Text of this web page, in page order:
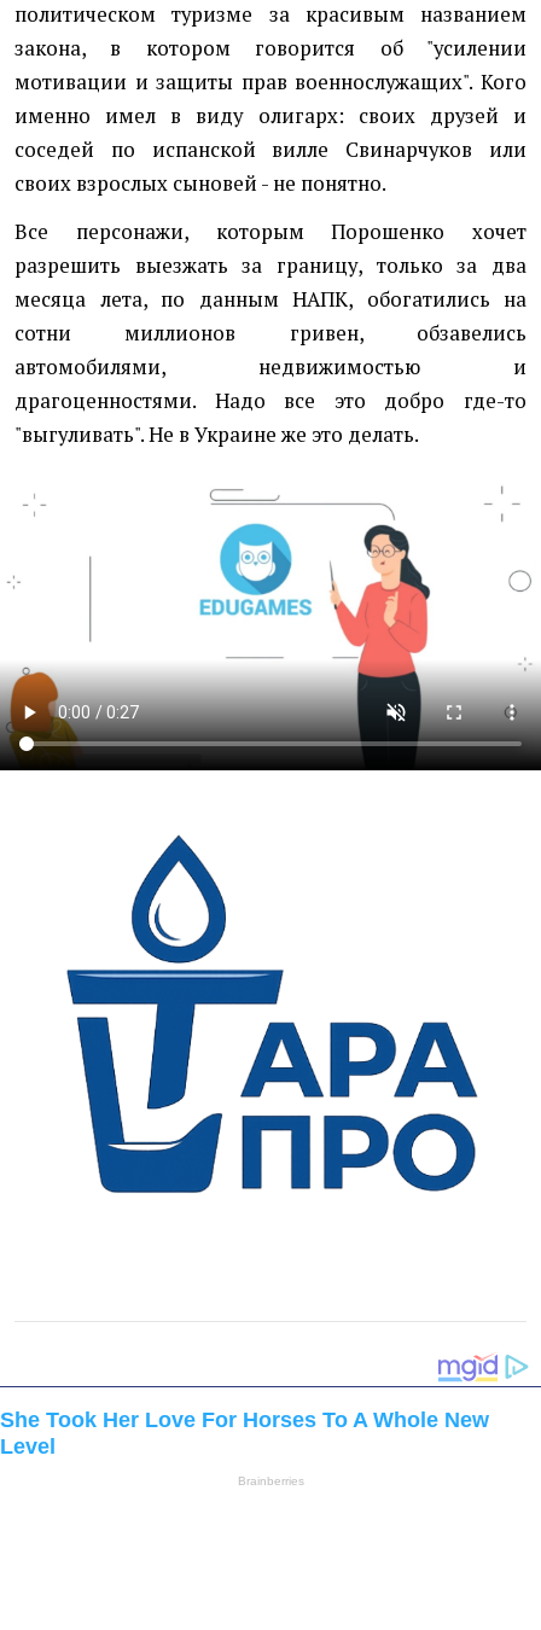
политическом туризме за красивым названием
закона, в котором говорится об "усилении
мотивации и защиты прав военнослужащих". Кого
именно имел в виду олигарх: своих друзей и
соседей по испанской вилле Свинарчуков или
своих взрослых сыновей - не понятно.
Все персонажи, которым Порошенко хочет
разрешить выезжать за границу, только за два
месяца лета, по данным НАПК, обогатились на
сотни миллионов гривен, обзавелись
автомобилями, недвижимостью и
драгоценностями. Надо все это добро где-то
"выгуливать". Не в Украине же это делать.